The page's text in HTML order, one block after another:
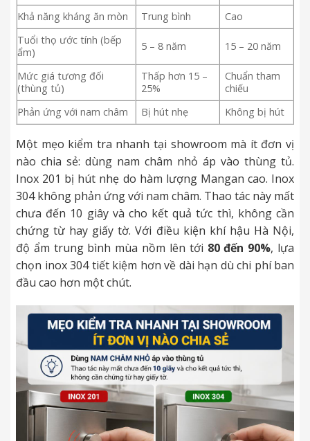
Khả năng kháng ăn mòn
Trung bình
Cao
Tuổi thọ ước tính (bếp
ẩm)
5 – 8 năm 15 – 20 năm
Mức giá tương đối
(thùng tủ)
Thấp hơn 15 –
25%
Chuẩn tham
chiếu
Phản ứng với nam châm
Bị hút nhẹ Không bị hút
Một mẹo kiểm tra nhanh tại showroom mà ít đơn vị
nào chia sẻ: dùng nam châm nhỏ áp vào thùng tủ.
Inox 201 bị hút nhẹ do hàm lượng Mangan cao. Inox
304 không phản ứng với nam châm. Thao tác này mất
chưa đến 10 giây và cho kết quả tức thì, không cần
chứng từ hay giấy tờ. Với điều kiện khí hậu Hà Nội,
độ ẩm trung bình mùa nồm lên tới 80 đến 90%, lựa
chọn inox 304 tiết kiệm hơn về dài hạn dù chi phí ban
đầu cao hơn một chút.